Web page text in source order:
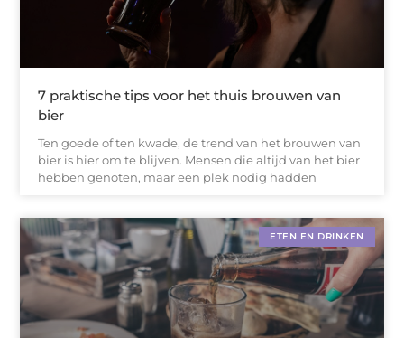
7 praktische tips voor het thuis brouwen van
bier
Ten goede of ten kwade, de trend van het brouwen van
bier is hier om te blijven. Mensen die altijd van het bier
hebben genoten, maar een plek nodig hadden
ETEN EN DRINKEN